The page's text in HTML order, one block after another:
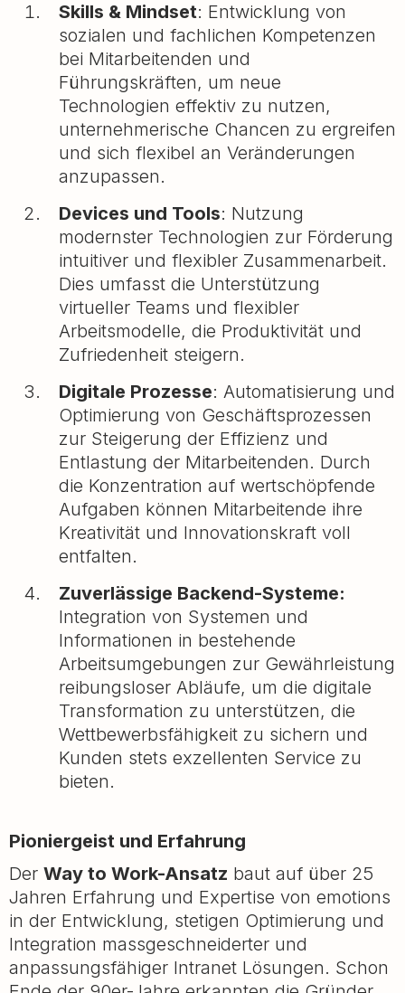
Skills & Mindset: Entwicklung von
sozialen und fachlichen Kompetenzen
bei Mitarbeitenden und
Führungskräften, um neue
Technologien effektiv zu nutzen,
unternehmerische Chancen zu ergreifen
und sich flexibel an Veränderungen
anzupassen.
Devices und Tools: Nutzung
modernster Technologien zur Förderung
intuitiver und flexibler Zusammenarbeit.
Dies umfasst die Unterstützung
virtueller Teams und flexibler
Arbeitsmodelle, die Produktivität und
Zufriedenheit steigern.
Digitale Prozesse: Automatisierung und
Optimierung von Geschäftsprozessen
zur Steigerung der Effizienz und
Entlastung der Mitarbeitenden. Durch
die Konzentration auf wertschöpfende
Aufgaben können Mitarbeitende ihre
Kreativität und Innovationskraft voll
entfalten.
Zuverlässige Backend-Systeme:
Integration von Systemen und
Informationen in bestehende
Arbeitsumgebungen zur Gewährleistung
reibungsloser Abläufe, um die digitale
Transformation zu unterstützen, die
Wettbewerbsfähigkeit zu sichern und
Kunden stets exzellenten Service zu
bieten.
Pioniergeist und Erfahrung
Der Way to Work-Ansatz baut auf über 25
Jahren Erfahrung und Expertise von emotions
in der Entwicklung, stetigen Optimierung und
Integration massgeschneiderter und
anpassungsfähiger Intranet Lösungen. Schon